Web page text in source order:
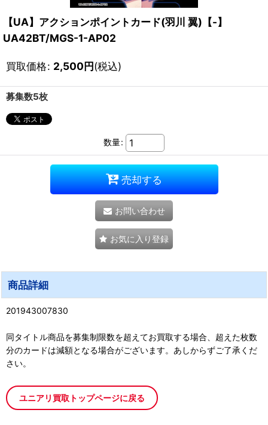
【UA】アクションポイントカード(羽川 翼)【-】
UA42BT/MGS-1-AP02
買取価格: 2,500円(税込)
募集数5枚
数量:
売却する
お問い合わせ
お気に入り登録
商品詳細
201943007830
同タイトル商品を募集制限数を超えてお買取する場合、超えた枚数
分のカードは減額となる場合がございます。あしからずご了承くだ
さい。
ユニアリ買取トップページに戻る